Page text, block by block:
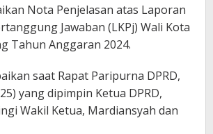
Nota Penjelasan atas Laporan
Jawaban (LKPj) Wali Kota
Tahun Anggaran 2024.
saat Rapat Paripurna DPRD,
yang dipimpin Ketua DPRD,
Wakil Ketua, Mardiansyah dan